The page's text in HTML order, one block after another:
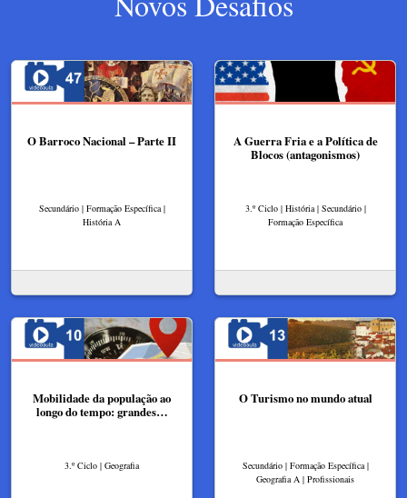
O Barroco Nacional – Parte II
Secundário | Formação Específica |
História A
A Guerra Fria e a Política de
Blocos (antagonismos)
3.º Ciclo | História | Secundário |
Formação Específica
Mobilidade da população ao
longo do tempo: grandes…
3.º Ciclo | Geografia
O Turismo no mundo atual
Secundário | Formação Específica |
Geografia A | Profissionais